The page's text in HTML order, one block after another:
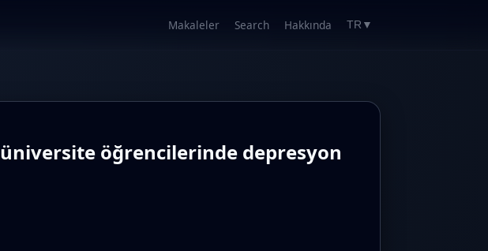
Makaleler Search Hakkında TR ▼
öğrencilerinde depresyon